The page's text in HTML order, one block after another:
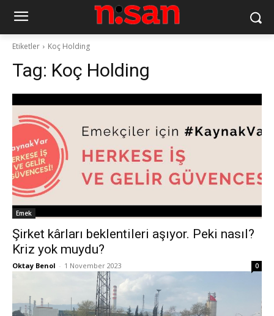
Etiketler Koç Holding
Tag: Koç Holding
Emek
Şirket kârları beklentileri aşıyor. Peki nasıl?
Kriz yok muydu?
Oktay Benol - 1 November 2023 0